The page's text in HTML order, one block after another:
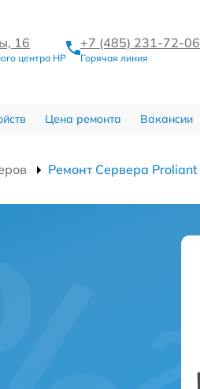
16
центра HP
+7 (485) 231-72-06
Горячая линия
Цена ремонта Вакансии
Ремонт Сервера